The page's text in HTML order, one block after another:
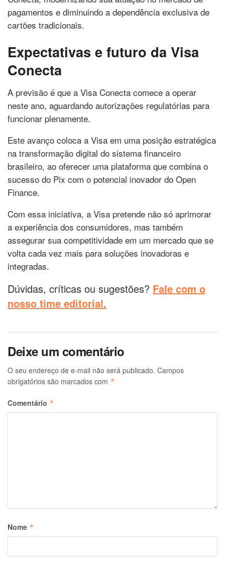
pagamentos e diminuindo a dependência exclusiva de
cartões tradicionais.
Expectativas e futuro da Visa
Conecta
A previsão é que a Visa Conecta comece a operar
neste ano, aguardando autorizações regulatórias para
funcionar plenamente.
Este avanço coloca a Visa em uma posição estratégica
na transformação digital do sistema financeiro
brasileiro, ao oferecer uma plataforma que combina o
sucesso do Pix com o potencial inovador do Open
Finance.
Com essa iniciativa, a Visa pretende não só aprimorar
a experiência dos consumidores, mas também
assegurar sua competitividade em um mercado que se
volta cada vez mais para soluções inovadoras e
integradas.
Dúvidas, críticas ou sugestões? Fale com o
nosso time editorial.
Deixe um comentário
O seu endereço de e-mail não será publicado. Campos
obrigatórios são marcados com *
Comentário *
Nome *